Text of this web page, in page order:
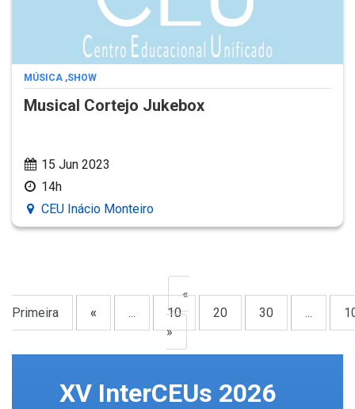
MÚSICA ,SHOW
Musical Cortejo Jukebox
15 Jun 2023
14h
CEU Inácio Monteiro
«
Primeira
« ... 10 20 30 ...
»
XV InterCEUs 2026